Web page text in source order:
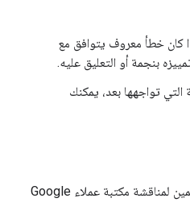
كان خطأ معروف يتوافق مع
بنجمة أو التعليق عليه.
التي تواجهها بعد، يمكنك
للمساهمين لمناقشة مكتبة عملاء Google